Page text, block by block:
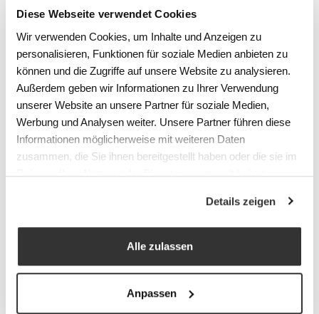
Diese Webseite verwendet Cookies
Wir verwenden Cookies, um Inhalte und Anzeigen zu
personalisieren, Funktionen für soziale Medien anbieten zu
können und die Zugriffe auf unsere Website zu analysieren.
Außerdem geben wir Informationen zu Ihrer Verwendung
unserer Website an unsere Partner für soziale Medien,
Werbung und Analysen weiter. Unsere Partner führen diese
Informationen möglicherweise mit weiteren Daten
zusammen, die Sie ihnen bereitgestellt haben oder die sie im
Rahmen Ihrer Nutzung der Dienste gesammelt haben.
Details zeigen
Alle zulassen
Anpassen
Hochinfektiöse Wäsche
Wäsche von Patienten mit
hochinfektiöser Wäsche (z.B. Ebola oder
SARS) muss gemäss dem dafür
vorgesehenen Konzept der medizinischen
Institution entsorgt werden und darf
unter keinen Umständen in die Wäscherei
gelangen.
Hygiene des Personals
das Personal natürlich eine sehr grosse
Rolle beim hygienischen und sicheren